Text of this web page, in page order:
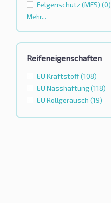
Felgenschutz (MFS) (0)
Mehr...
Reifeneigenschaften
EU Kraftstoff(108)
EU Nasshaftung(118)
EU Rollgeräusch (19)